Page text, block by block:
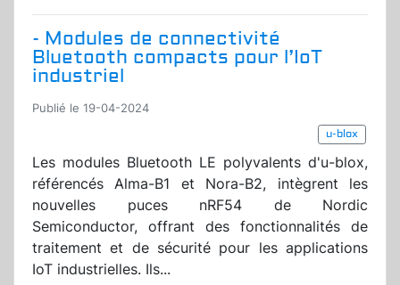
- Modules de connectivité
Bluetooth compacts pour l’IoT
industriel
Publié le 19-04-2024
u-blox
Les modules Bluetooth LE polyvalents d'u-blox,
référencés Alma-B1 et Nora-B2, intègrent les
nouvelles puces nRF54 de Nordic
Semiconductor, offrant des fonctionnalités de
traitement et de sécurité pour les applications
IoT industrielles. Ils...